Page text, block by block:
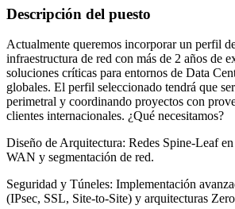
Descripción del puesto
Actualmente queremos incorporar un perfil
infraestructura de red con más de 2 años de
soluciones críticas para entornos de Data
globales. El perfil seleccionado tendrá que
perimetral y coordinando proyectos con
clientes internacionales. ¿Qué necesitamos?
Diseño de Arquitectura: Redes Spine-Leaf
WAN y segmentación de red.
Seguridad y Túneles: Implementación
(IPsec, SSL, Site-to-Site) y arquitecturas